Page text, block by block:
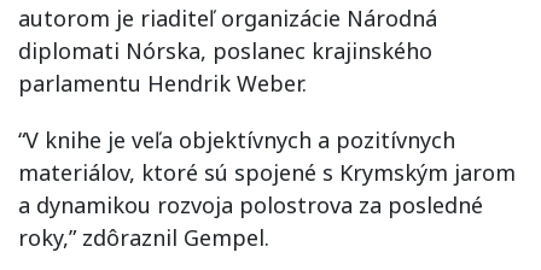
autorom je riaditeľ organizácie Národná
diplomati Nórska, poslanec krajinského
parlamentu Hendrik Weber.
“V knihe je veľa objektívnych a pozitívnych
materiálov, ktoré sú spojené s Krymským jarom
a dynamikou rozvoja polostrova za posledné
roky,” zdôraznil Gempel.